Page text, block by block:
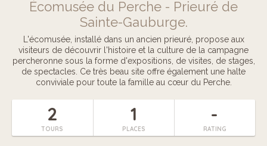
Écomusée du Perche - Prieuré de
Sainte-Gauburge.
L'écomusée, installé dans un ancien prieuré, propose aux
visiteurs de découvrir l'histoire et la culture de la campagne
percheronne sous la forme d'expositions, de visites, de stages,
de spectacles. Ce très beau site offre également une halte
conviviale pour toute la famille au cœur du Perche.
2
TOURS
1
PLACES
-
RATING